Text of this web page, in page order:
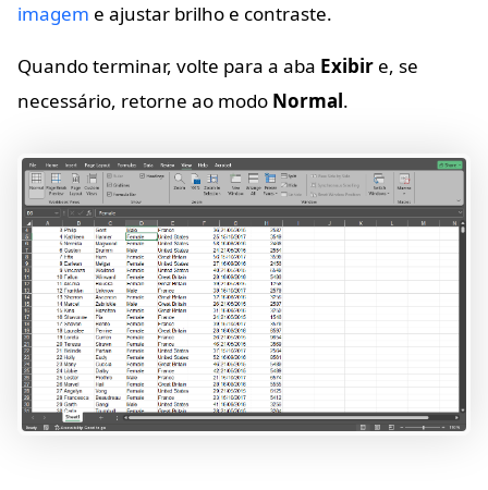
imagem e ajustar brilho e contraste.
Quando terminar, volte para a aba Exibir e, se
necessário, retorne ao modo Normal.